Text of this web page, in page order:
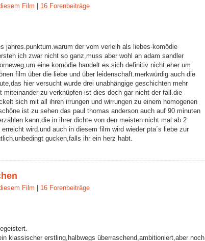
Film 16 Forenbeiträge
jahres.punktum.warum der vom verleih als liebes-komödie
ich zwar nicht so ganz,muss aber wohl an adam sandler
eine komödie handelt es sich definitiv nicht.eher um
film über die liebe und über leidenschaft.merkwürdig auch die
hier versucht wurde drei unabhängige geschichten mehr
miteinander zu verknüpfen-ist dies doch gar nicht der fall.die
sich mit all ihren irrungen und wirrungen zu einem homogenen
ist zu sehen das paul thomas anderson auch auf 90 minuten
kann,die in ihrer dichte von den meisten nicht mal ab 2
wird.und auch in diesem film wird wieder pta´s liebe zur
gucken,falls ihr ein herz habt.
Film | 16 Forenbeiträge
klassischer erstling,halbwegs überraschend,ambitioniert,aber noch